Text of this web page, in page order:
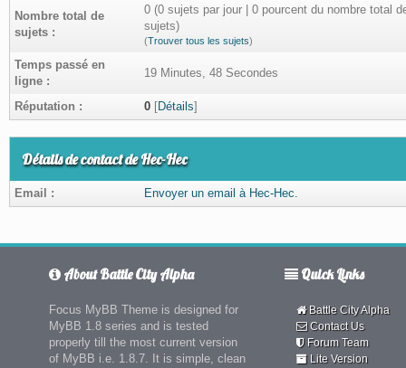
Nombre total de
sujets :
0 (0 sujets par jour | 0 pourcent du nombre total
sujets)
(Trouver tous les sujets)
Temps passé en
ligne :
19 Minutes, 48 Secondes
Réputation : 0 [Détails]
Détails de contact de Hec-Hec
Email : Envoyer un email à Hec-Hec.
About Battle City Alpha
Focus MyBB Theme is designed for
MyBB 1.8 series and is tested
properly till the most current version
of MyBB i.e. 1.8.7. It is simple, clean
Quick Links
Battle City Alpha
Contact Us
Forum Team
Lite Version